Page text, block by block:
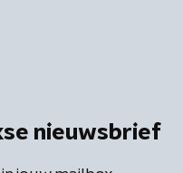
nieuwsbrief